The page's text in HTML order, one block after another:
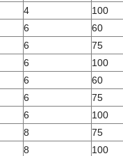
4
100
6
60
6
75
6
100
6
60
6
75
6
100
8
75
8
100